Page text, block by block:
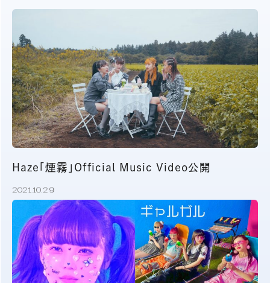
Haze「煙霧」Official Music Video公開
2021.10.29